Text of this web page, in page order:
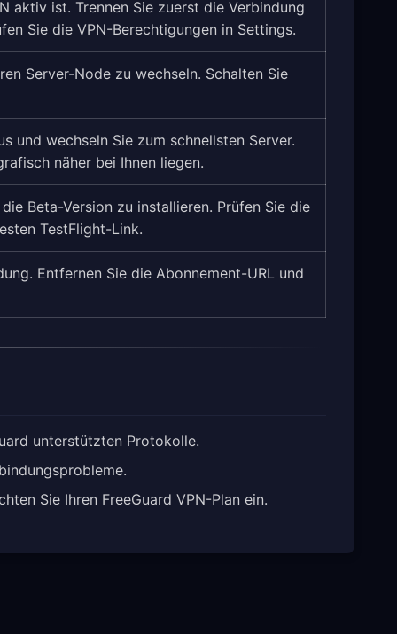
aktiv ist. Trennen Sie zuerst die Verbindung
Sie die VPN-Berechtigungen in Settings.
Server-Node zu wechseln. Schalten Sie
und wechseln Sie zum schnellsten Server.
näher bei Ihnen liegen.
Beta-Version zu installieren. Prüfen Sie die
TestFlight-Link.
Entfernen Sie die Abonnement-URL und
unterstützten Protokolle.
Sie Ihren FreeGuard VPN-Plan ein.